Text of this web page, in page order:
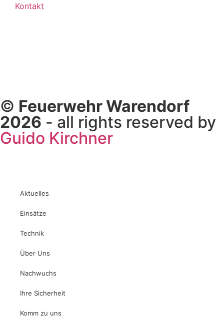
Kontakt
© Feuerwehr Warendorf
2026 - all rights reserved by
Guido Kirchner
Aktuelles
Einsätze
Technik
Über Uns
Nachwuchs
Ihre Sicherheit
Komm zu uns